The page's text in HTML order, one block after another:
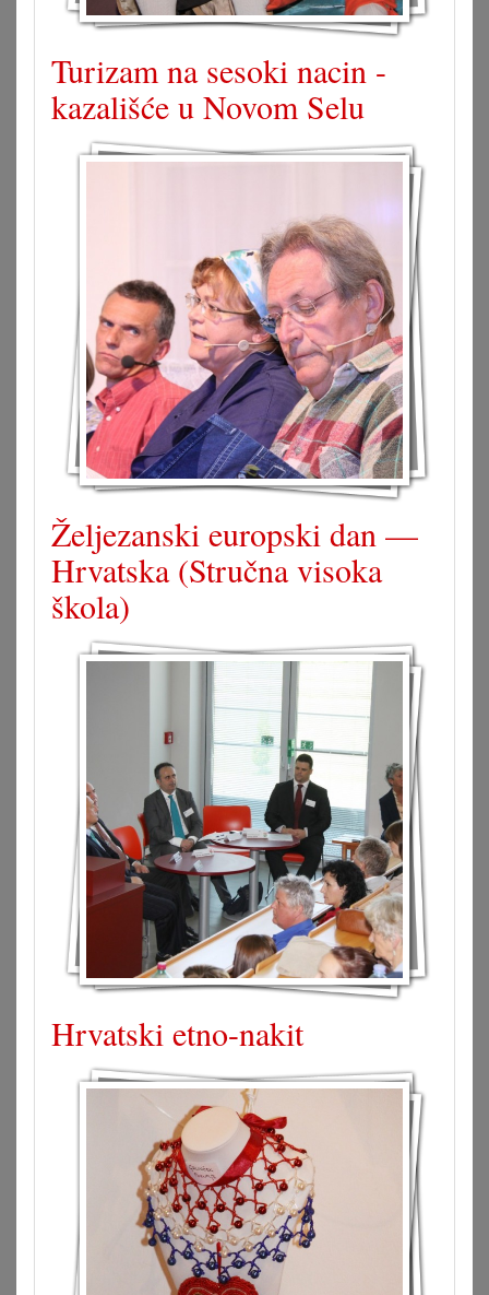
Turizam na sesoki nacin -
kazališće u Novom Selu
Željezanski europski dan —
Hrvatska (Stručna visoka
škola)
Hrvatski etno-nakit